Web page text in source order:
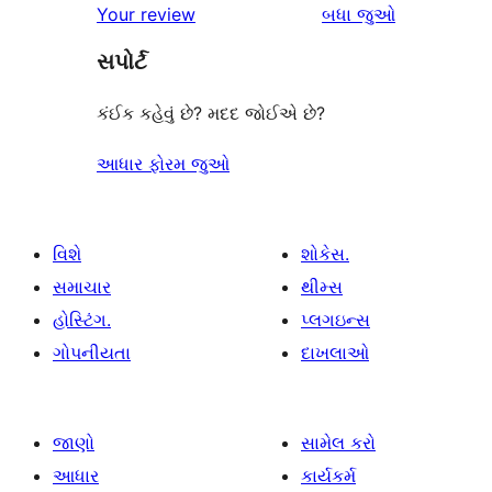
સમીક્ષાઓ
સ્ટાર
સમીક્ષા
Your review બધા સમીક્ષાઓ
જુઓ
સપોર્ટ
કંઈક કહેવું છે? મદદ જોઈએ છે?
આધાર ફોરમ જુઓ
વિશે
સમાચાર
હોસ્ટિંગ.
ગોપનીયતા
શોકેસ.
થીમ્સ
પ્લગઇન્સ
દાખલાઓ
જાણો
આધાર
સામેલ કરો
કાર્યકર્મ